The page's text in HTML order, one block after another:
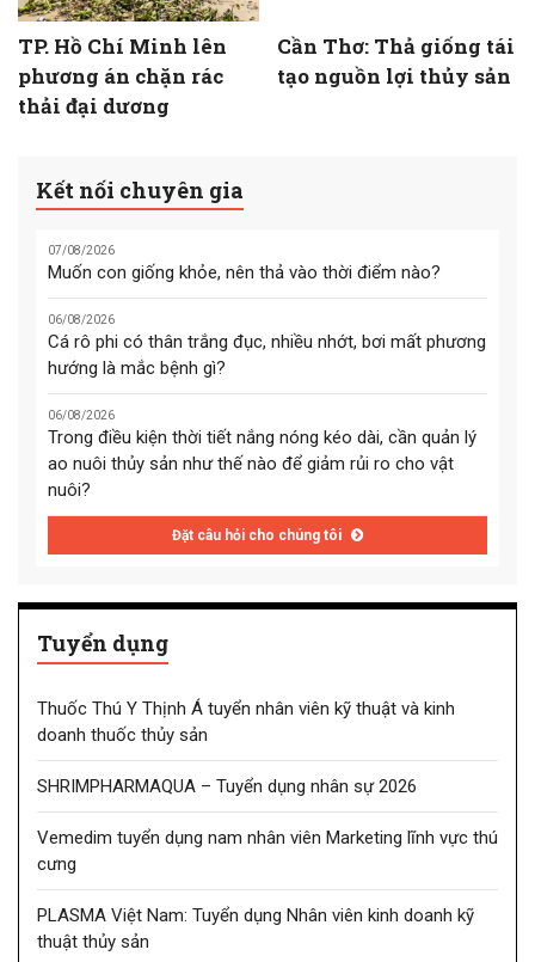
TP. Hồ Chí Minh lên
phương án chặn rác
thải đại dương
Cần Thơ: Thả giống tái
tạo nguồn lợi thủy sản
Kết nối chuyên gia
07/08/2026
Muốn con giống khỏe, nên thả vào thời điểm nào?
06/08/2026
Cá rô phi có thân trắng đục, nhiều nhớt, bơi mất phương
hướng là mắc bệnh gì?
06/08/2026
Trong điều kiện thời tiết nắng nóng kéo dài, cần quản lý
ao nuôi thủy sản như thế nào để giảm rủi ro cho vật
nuôi?
Đặt câu hỏi cho chúng tôi
Tuyển dụng
Thuốc Thú Y Thịnh Á tuyển nhân viên kỹ thuật và kinh
doanh thuốc thủy sản
SHRIMPHARMAQUA – Tuyển dụng nhân sự 2026
Vemedim tuyển dụng nam nhân viên Marketing lĩnh vực thú
cưng
PLASMA Việt Nam: Tuyển dụng Nhân viên kinh doanh kỹ
thuật thủy sản